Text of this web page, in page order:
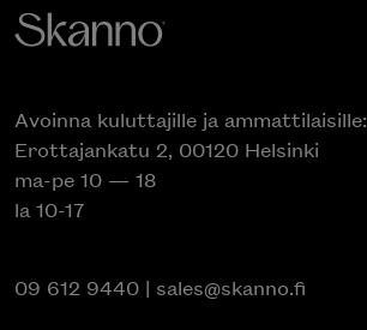
Avoinna kuluttajille ja ammattilaisille:
Erottajankatu 2, 00120 Helsinki
ma-pe 10 — 18
la 10-17
09 612 9440 | sales@skanno.fi